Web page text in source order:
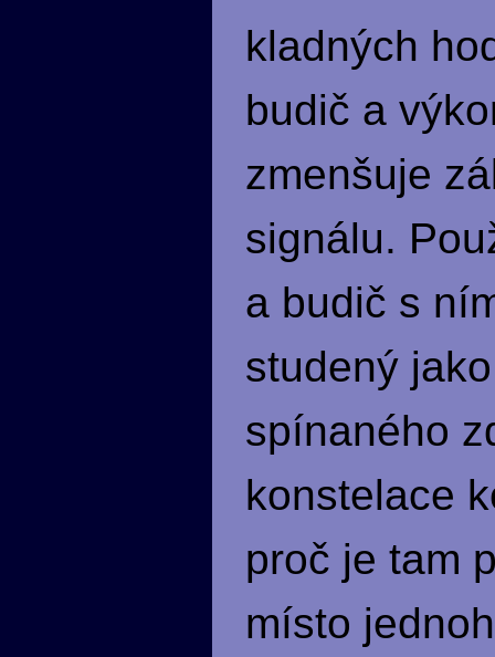
kladných
budič a
zmenšuje
signálu.
a budič s
studený
spínaného
konstelace
proč je tam
místo